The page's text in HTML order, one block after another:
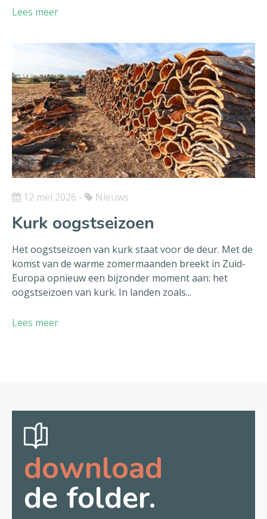
Lees meer
12 mei 2026 - Nieuws
Kurk oogstseizoen
Het oogstseizoen van kurk staat voor de deur. Met de
komst van de warme zomermaanden breekt in Zuid-
Europa opnieuw een bijzonder moment aan: het
oogstseizoen van kurk. In landen zoals...
Lees meer
download
de folder.